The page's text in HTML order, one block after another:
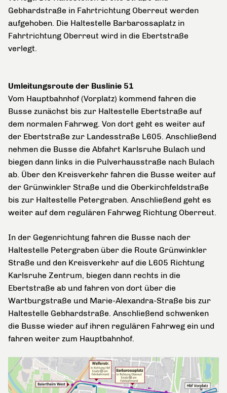
Gebhardstraße in Fahrtrichtung Oberreut werden
aufgehoben. Die Haltestelle Barbarossaplatz in
Fahrtrichtung Oberreut wird in die Ebertstraße
verlegt.
Umleitungsroute der Buslinie 51
Vom Hauptbahnhof (Vorplatz) kommend fahren die
Busse zunächst bis zur Haltestelle Ebertstraße auf
dem normalen Fahrweg. Von dort geht es weiter auf
der Ebertstraße zur Landesstraße L605. Anschließend
nehmen die Busse die Abfahrt Karlsruhe Bulach und
biegen dann links in die Pulverhausstraße nach Bulach
ab. Über den Kreisverkehr fahren die Busse weiter auf
der Grünwinkler Straße und die Oberkirchfeldstraße
bis zur Haltestelle Petergraben. Anschließend geht es
weiter auf dem regulären Fahrweg Richtung Oberreut.
In der Gegenrichtung fahren die Busse nach der
Haltestelle Petergraben über die Route Grünwinkler
Straße und den Kreisverkehr auf die L605 Richtung
Karlsruhe Zentrum, biegen dann rechts in die
Ebertstraße ab und fahren von dort über die
Wartburgstraße und Marie-Alexandra-Straße bis zur
Haltestelle Gebhardstraße. Anschließend schwenken
die Busse wieder auf ihren regulären Fahrweg ein und
fahren weiter zum Hauptbahnhof.